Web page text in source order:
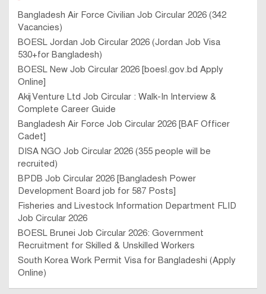
Bangladesh Air Force Civilian Job Circular 2026 (342
Vacancies)
BOESL Jordan Job Circular 2026 (Jordan Job Visa
530+for Bangladesh)
BOESL New Job Circular 2026 [boesl.gov.bd Apply
Online]
Akij Venture Ltd Job Circular : Walk-In Interview &
Complete Career Guide
Bangladesh Air Force Job Circular 2026 [BAF Officer
Cadet]
DISA NGO Job Circular 2026 (355 people will be
recruited)
BPDB Job Circular 2026 [Bangladesh Power
Development Board job for 587 Posts]
Fisheries and Livestock Information Department FLID
Job Circular 2026
BOESL Brunei Job Circular 2026: Government
Recruitment for Skilled & Unskilled Workers
South Korea Work Permit Visa for Bangladeshi (Apply
Online)